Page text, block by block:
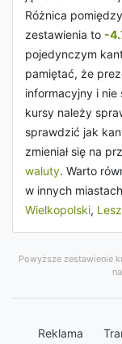
Różnica
zestawienia to -
pojedynczym
pamiętać, że
informacyjny i
kursy należy
sprawdzić jak
zmieniał się na
waluty. Warto
w innych
Wielkopolski,
Powyższe zestawienie
Reklama